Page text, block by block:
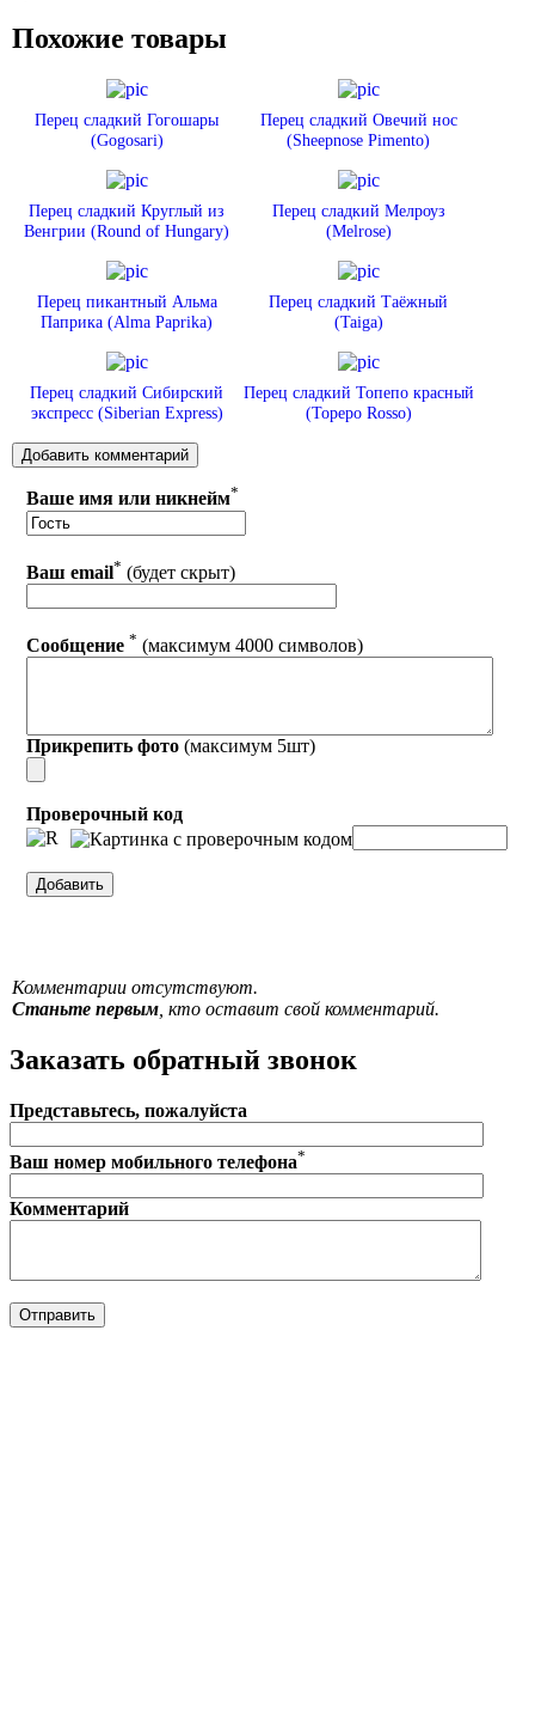
Похожие товары
Перец сладкий Гогошары
(Gogosari)
Перец сладкий Овечий нос
(Sheepnose Pimento)
Перец сладкий Круглый из
Венгрии (Round of Hungary)
Перец сладкий Мелроуз
(Melrose)
Перец пикантный Альма
Паприка (Alma Paprika)
Перец сладкий Таёжный
(Taiga)
Перец сладкий Сибирский
экспресс (Siberian Express)
Перец сладкий Топепо красный
(Topepo Rosso)
Ваше имя или никнейм*
Ваш email* (будет скрыт)
Сообщение * (максимум 4000 символов)
Прикрепить фото (максимум 5шт)
Проверочный код
Комментарии отсутствуют.
Станьте первым, кто оставит свой комментарий.
Заказать обратный звонок
Представьтесь, пожалуйста
Ваш номер мобильного телефона*
Комментарий